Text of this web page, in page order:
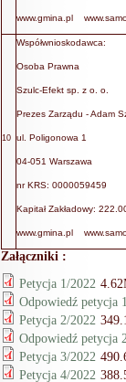
www.gmina.pl
10
Współwnioskodawca:
Osoba Prawna
Szulc-Efekt sp. z o. o.
Prezes Zarządu - Adam
ul. Poligonowa 1
04-051 Warszawa
nr KRS: 0000059459
Kapitał Zakładowy:
www.gmina.pl
Załączniki :
Petycja 1/2022
Odpowiedź petycja
Petycja 2/2022
Odpowiedź petycja
Petycja 3/2022
Petycja 4/2022